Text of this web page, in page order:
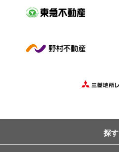
探す